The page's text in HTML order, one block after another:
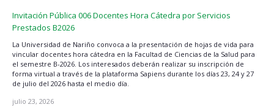
Invitación Pública 006 Docentes Hora Cátedra por Servicios
Prestados B2026
La Universidad de Nariño convoca a la presentación de hojas de vida para
vincular docentes hora cátedra en la Facultad de Ciencias de la Salud para
el semestre B-2026. Los interesados deberán realizar su inscripción de
forma virtual a través de la plataforma Sapiens durante los días 23, 24 y 27
de julio del 2026 hasta el medio día.
julio 23, 2026